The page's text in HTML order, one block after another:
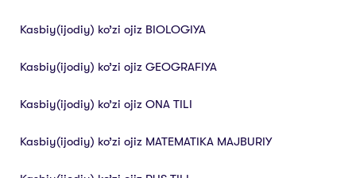
Kasbiy(ijodiy) ko’zi ojiz BIOLOGIYA
Kasbiy(ijodiy) ko’zi ojiz GEOGRAFIYA
Kasbiy(ijodiy) ko’zi ojiz ONA TILI
Kasbiy(ijodiy) ko’zi ojiz MATEMATIKA MAJBURIY